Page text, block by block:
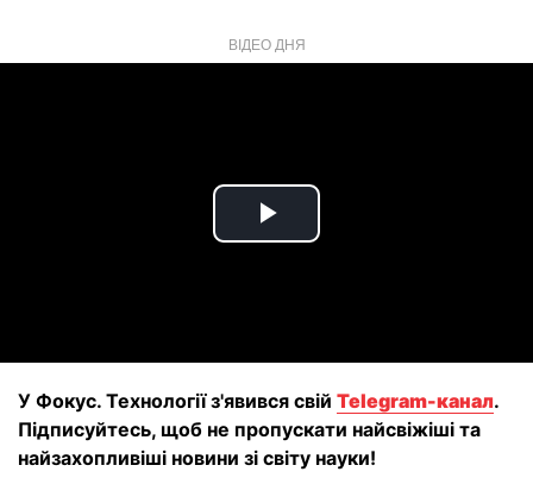
ВІДЕО ДНЯ
Play
У Фокус. Технології з'явився свій Telegram-канал.
Підписуйтесь, щоб не пропускати найсвіжіші та
найзахопливіші новини зі світу науки!